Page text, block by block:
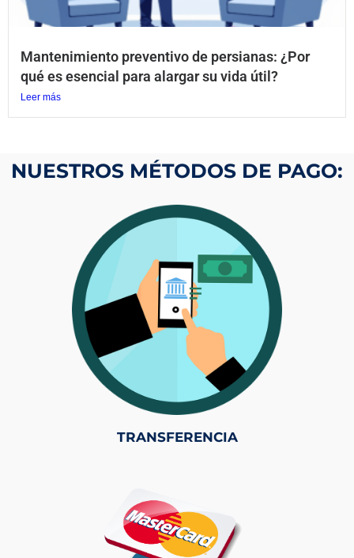
Mantenimiento preventivo de persianas: ¿Por
qué es esencial para alargar su vida útil?
Leer más
NUESTROS MÉTODOS DE PAGO:
TRANSFERENCIA